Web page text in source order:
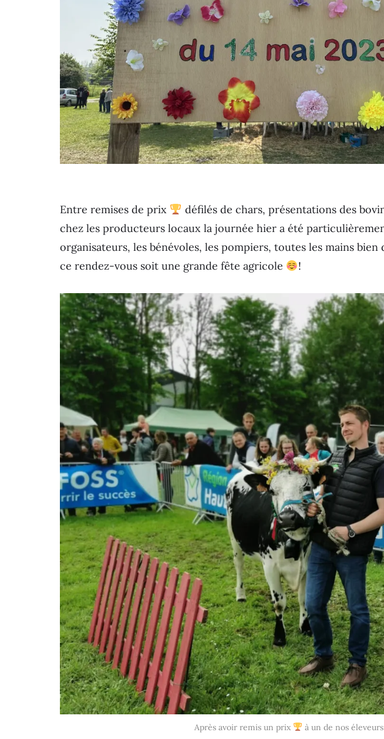
Entre remises de prix défilés de chars, présentations des
chez les producteurs locaux la journée hier a été
organisateurs, les bénévoles, les pompiers, toutes les mains
ce rendez-vous soit une grande fête agricole
!
Après avoir remis un prix à un de nos éleveurs